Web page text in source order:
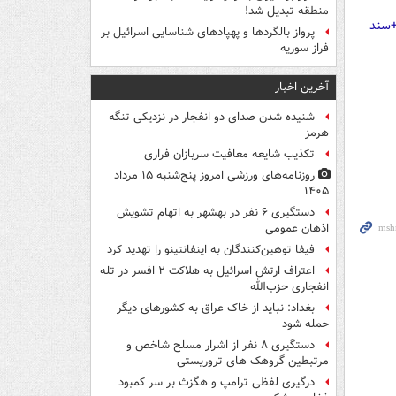
منطقه تبدیل شد!
پرواز بالگردها و پهپادهای شناسایی اسرائیل بر
فراز سوریه
آخرین اخبار
شنیده شدن صدای دو انفجار در نزدیکی تنگه
هرمز
تکذیب شایعه معافیت سربازان فراری
روزنامه‌های ورزشی امروز پنج‌شنبه ۱۵ مرداد
۱۴۰۵
دستگیری ۶ نفر در بهشهر به اتهام تشویش
اذهان عمومی
فیفا توهین‌کنندگان به اینفانتینو را تهدید کرد
اعتراف ارتش اسرائیل به هلاکت ۲ افسر در تله
انفجاری حزب‌الله
بغداد: نباید از خاک عراق به کشورهای دیگر
حمله شود
دستگیری ۸ نفر از اشرار مسلح شاخص و
مرتبطین گروهک های تروریستی
درگیری لفظی ترامپ و هگزث بر سر کمبود